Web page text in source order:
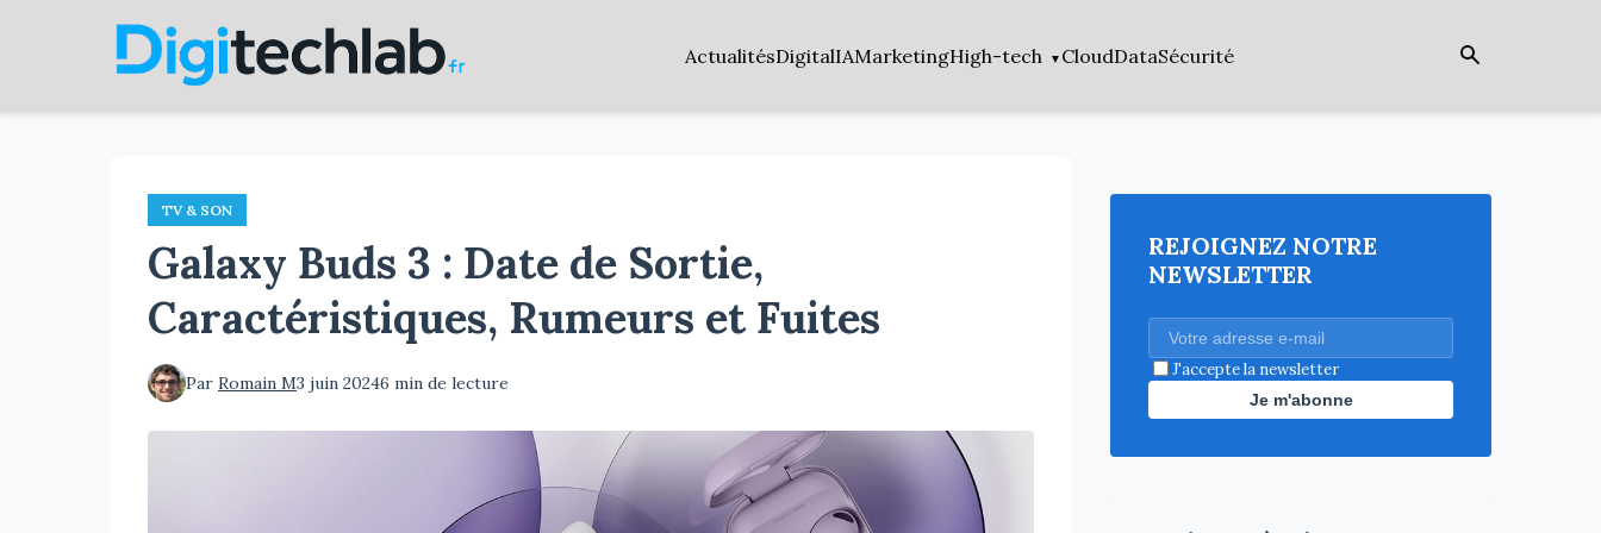
ActualitésDigitalIAMarketingHigh-tech CloudDataSécurité
TV & SON
Galaxy Buds 3 : Date de Sortie,
Caractéristiques, Rumeurs et Fuites
Par Romain M3 juin 20246 min de lecture
REJOIGNEZ NOTRE
NEWSLETTER
J'accepte la newsletter
Je m'abonne